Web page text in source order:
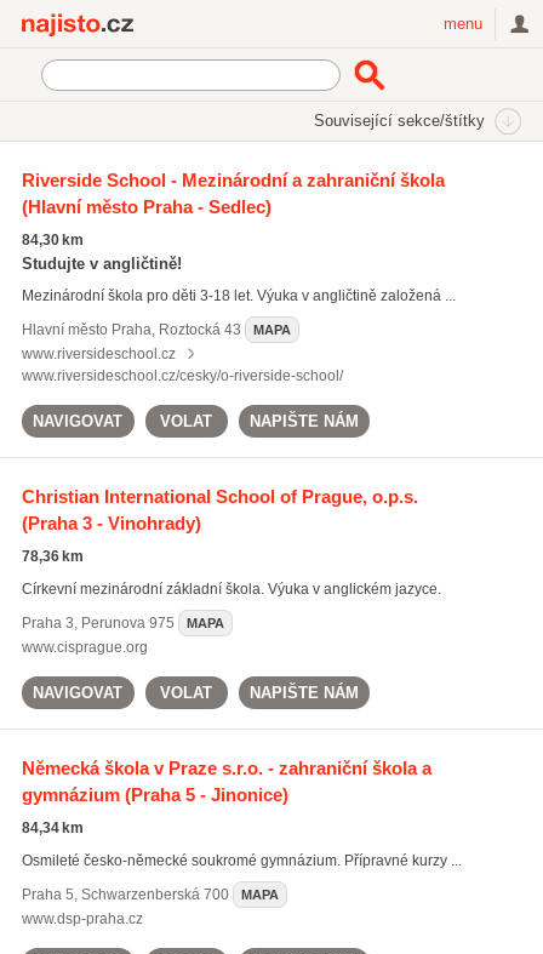
menu
Související sekce/štítky
Mezinárodní vysoké školy (8)
Riverside School - Mezinárodní a zahraniční škola
(Hlavní město Praha - Sedlec)
84,30 km
Studujte v angličtině!
Mezinárodní škola pro děti 3-18 let. Výuka v angličtině založená ...
Hlavní město Praha, Roztocká 43 MAPA
www.riversideschool.cz
www.riversideschool.cz/cesky/o-riverside-school/
NAVIGOVAT VOLAT NAPIŠTE NÁM
Christian International School of Prague, o.p.s.
(Praha 3 - Vinohrady)
78,36 km
Církevní mezinárodní základní škola. Výuka v anglickém jazyce.
Praha 3, Perunova 975 MAPA
www.cisprague.org
NAVIGOVAT VOLAT NAPIŠTE NÁM
Německá škola v Praze s.r.o. - zahraniční škola a
gymnázium(Praha 5 - Jinonice)
84,34 km
Osmileté česko-německé soukromé gymnázium. Přípravné kurzy ...
Praha 5, Schwarzenberská 700 MAPA
www.dsp-praha.cz